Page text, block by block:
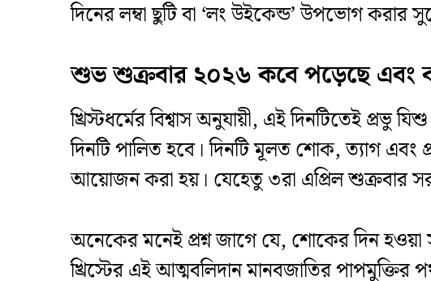
দিনের লম্বা ছুটি বা ‘লং উইকেন্ড’ উপভোগ করার
শুভ শুক্রবার ২০২৬ কবে পড়েছে এবং
​খ্রিস্টধর্মের বিশ্বাস অনুযায়ী, এই দিনটিতেই প্রভু
দিনটি পালিত হবে। দিনটি মূলত শোক, ত্যাগ এবং
আয়োজন করা হয়। যেহেতু ৩রা এপ্রিল শুক্রবার
​অনেকের মনেই প্রশ্ন জাগে যে, শোকের দিন হওয়া
খ্রিস্টের এই আত্মবলিদান মানবজাতির